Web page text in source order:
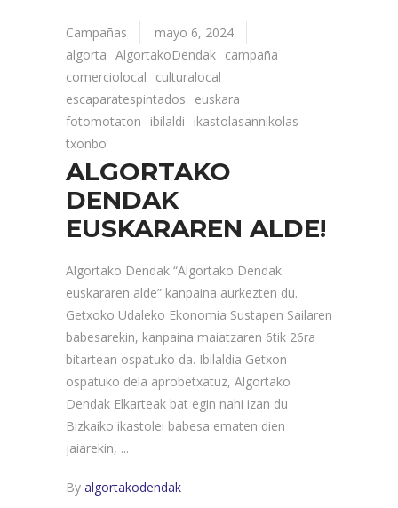
Campañas
mayo 6, 2024
algorta AlgortakoDendak campaña
comerciolocal
culturalocal
escaparatespintados
euskara
fotomotaton
ibilaldi
ikastolasannikolas
txonbo
ALGORTAKO
DENDAK
EUSKARAREN ALDE!
Algortako Dendak “Algortako Dendak
euskararen alde” kanpaina aurkezten du.
Getxoko Udaleko Ekonomia Sustapen Sailaren
babesarekin, kanpaina maiatzaren 6tik 26ra
bitartean ospatuko da. Ibilaldia Getxon
ospatuko dela aprobetxatuz, Algortako
Dendak Elkarteak bat egin nahi izan du
Bizkaiko ikastolei babesa ematen dien
jaiarekin,
By algortakodendak